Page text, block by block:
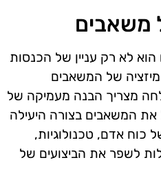
משאבים
לא רק עניין של הכנסות
של המשאבים
מצריך הבנה מעמיקה של
את המשאבים בצורה היעילה
כוח אדם, טכנולוגיות,
לשפר את הביצועים של